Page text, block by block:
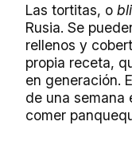
Las tortitas, o
Rusia. Se
rellenos y
propia receta,
en generación.
de una semana
comer